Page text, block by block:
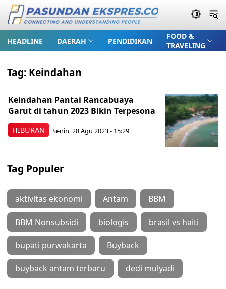
HEADLINE DAERAH PENDIDIKAN
FOOD &
TRAVELING
Tag: Keindahan
HIBURAN
Keindahan Pantai Rancabuaya
Garut di tahun 2023 Bikin Terpesona
Senin, 28 Agu 2023 - 15:29
Tag Populer
aktivitas ekonomi Antam BBM
BBM Nonsubsidi biologis brasil vs haiti
bupati purwakarta Buyback
buyback antam terbaru dedi mulyadi